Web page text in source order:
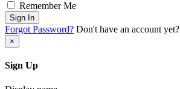
Remember Me
Sign In
Forgot Password? Don't have an account yet?
×
Sign Up